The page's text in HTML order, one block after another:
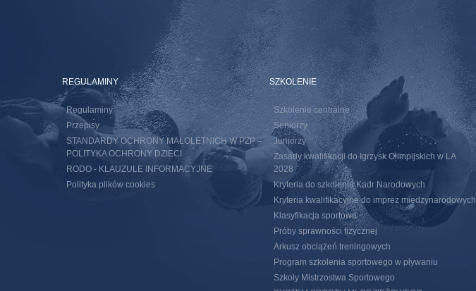
REGULAMINY
Regulaminy
Przepisy
STANDARDY OCHRONY MAŁOLETNICH W PZP –
POLITYKA OCHRONY DZIECI
RODO - KLAUZULE INFORMACYJNE
Polityka plików cookies
SZKOLENIE
Szkolenie centralne
Seniorzy
Juniorzy
Zasady kwalifikacji do Igrzysk Olimpijskich w LA
2028
Kryteria do szkolenia Kadr Narodowych
Kryteria kwalifikacyjne do imprez miedzynarodowych
Klasyfikacja sportowa
Próby sprawności fizycznej
Arkusz obciążeń treningowych
Program szkolenia sportowego w pływaniu
Szkoły Mistrzostwa Sportowego